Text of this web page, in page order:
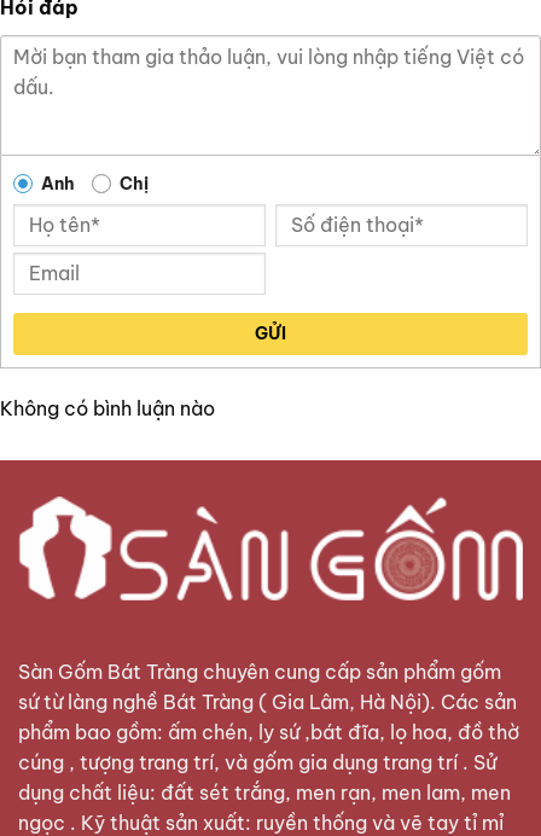
Hỏi đáp
Anh Chị
GỬI
Không có bình luận nào
Sàn Gốm Bát Tràng chuyên cung cấp sản phẩm gốm
sứ từ làng nghề Bát Tràng ( Gia Lâm, Hà Nội). Các sản
phẩm bao gồm: ấm chén, ly sứ ,bát đĩa, lọ hoa, đồ thờ
cúng , tượng trang trí, và gốm gia dụng trang trí . Sử
dụng chất liệu: đất sét trắng, men rạn, men lam, men
ngọc . Kỹ thuật sản xuất: ruyền thống và vẽ tay tỉ mỉ